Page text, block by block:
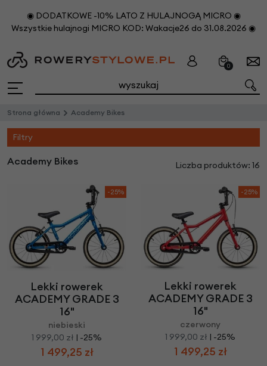
◉ DODATKOWE -10% LATO Z HULAJNOGĄ MICRO ◉
Wszystkie hulajnogi MICRO KOD: Wakacje26 do 31.08.2026 ◉
0
Strona główna Academy Bikes
Filtry
Academy Bikes Liczba produktów: 16
-25%
Lekki rowerek
ACADEMY GRADE 3
16"
niebieski
1 999,00 zł | -25%
1 499,25 zł
-25%
Lekki rowerek
ACADEMY GRADE 3
16"
czerwony
1 999,00 zł | -25%
1 499,25 zł